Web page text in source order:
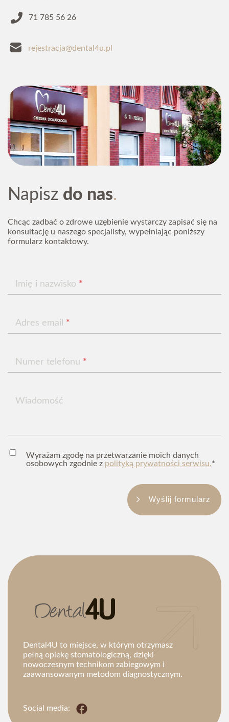
71 785 56 26
rejestracja@dental4u.pl
Napisz do nas
Chcąc zadbać o zdrowe uzębienie wystarczy zapisać się na
konsultację u naszego specjalisty, wypełniając poniższy
formularz kontaktowy.
Imię i nazwisko *
Adres email *
Numer telefonu *
Wiadomość
Wyrażam zgodę na przetwarzanie moich danych
osobowych zgodnie z polityką prywatności serwisu.*
Wyślij formularz
Dental4U to miejsce, w którym otrzymasz
pełną opiekę stomatologiczną, dzięki
nowoczesnym technikom zabiegowym i
zaawansowanym metodom diagnostycznym.